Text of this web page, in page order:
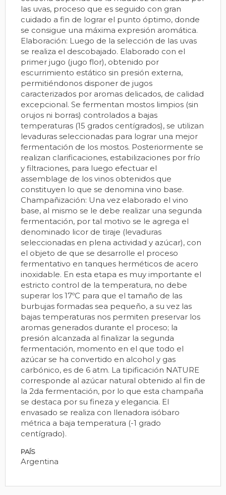
las uvas, proceso que es seguido con gran
cuidado a fin de lograr el punto óptimo, donde
se consigue una máxima expresión aromática.
Elaboración: Luego de la selección de las uvas
se realiza el descobajado. Elaborado con el
primer jugo (jugo flor), obtenido por
escurrimiento estático sin presión externa,
permitiéndonos disponer de jugos
caracterizados por aromas delicados, de calidad
excepcional. Se fermentan mostos limpios (sin
orujos ni borras) controlados a bajas
temperaturas (15 grados centígrados), se utilizan
levaduras seleccionadas para lograr una mejor
fermentación de los mostos. Posteriormente se
realizan clarificaciones, estabilizaciones por frío
y filtraciones, para luego efectuar el
assemblage de los vinos obtenidos que
constituyen lo que se denomina vino base.
Champañización: Una vez elaborado el vino
base, al mismo se le debe realizar una segunda
fermentación, por tal motivo se le agrega el
denominado licor de tiraje (levaduras
seleccionadas en plena actividad y azúcar), con
el objeto de que se desarrolle el proceso
fermentativo en tanques herméticos de acero
inoxidable. En esta etapa es muy importante el
estricto control de la temperatura, no debe
superar los 17ºC para que el tamaño de las
burbujas formadas sea pequeño, a su vez las
bajas temperaturas nos permiten preservar los
aromas generados durante el proceso; la
presión alcanzada al finalizar la segunda
fermentación, momento en el que todo el
azúcar se ha convertido en alcohol y gas
carbónico, es de 6 atm. La tipificación NATURE
corresponde al azúcar natural obtenido al fin de
la 2da fermentación, por lo que esta champaña
se destaca por su fineza y elegancia. El
envasado se realiza con llenadora isóbaro
métrica a baja temperatura (-1 grado
centígrado).
PAÍS
Argentina